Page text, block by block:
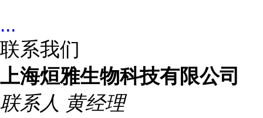
...
联系我们
上海烜雅生物科技有限公司
联系人 黄经理